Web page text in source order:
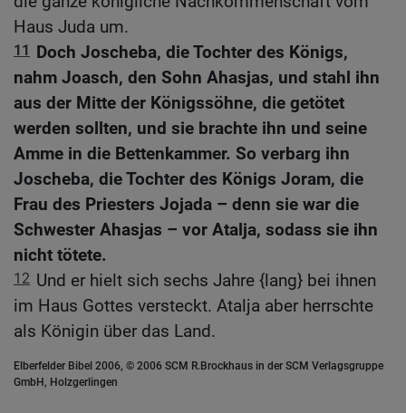
Haus Juda um.
11 Doch Joscheba, die Tochter des Königs,
nahm Joasch, den Sohn Ahasjas, und stahl ihn
aus der Mitte der Königssöhne, die getötet
werden sollten, und sie brachte ihn und seine
Amme in die Bettenkammer. So verbarg ihn
Joscheba, die Tochter des Königs Joram, die
Frau des Priesters Jojada – denn sie war die
Schwester Ahasjas – vor Atalja, sodass sie ihn
nicht tötete.
12 Und er hielt sich sechs Jahre {lang} bei ihnen
im Haus Gottes versteckt. Atalja aber herrschte
als Königin über das Land.
Elberfelder Bibel 2006, © 2006 SCM R.Brockhaus in der SCM Verlagsgruppe
GmbH, Holzgerlingen